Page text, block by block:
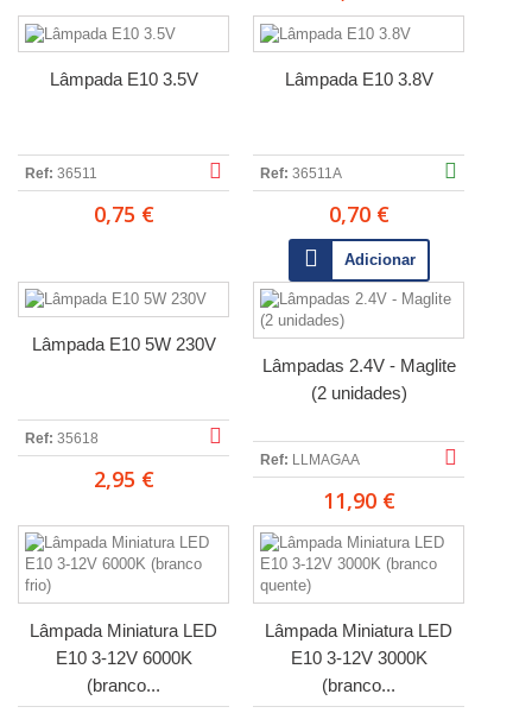
Lâmpada E10 3.5V
Ref: 36511
0,75 €
Lâmpada E10 3.8V
Ref: 36511A
0,70 €
Adicionar
Lâmpada E10 5W 230V
Ref: 35618
2,95 €
Lâmpadas 2.4V - Maglite
(2 unidades)
Ref: LLMAGAA
11,90 €
Lâmpada Miniatura LED
E10 3-12V 6000K
(branco...
Lâmpada Miniatura LED
E10 3-12V 3000K
(branco...